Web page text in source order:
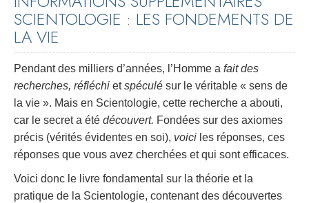
SCIENTOLOGIE : LES FONDEMENTS DE
LA VIE
Pendant des milliers d’années, l’Homme a fait des
recherches, réfléchi etspéculé sur le véritable « sens de
la vie ». Mais en Scientologie, cette recherche a abouti,
car le secret a été découvert. Fondées sur des axiomes
précis (vérités évidentes en soi), voici les réponses, ces
réponses que vous avez cherchées et qui sont efficaces.
Voici donc le livre fondamental sur la théorie et la
pratique de la Scientologie, contenant des découvertes